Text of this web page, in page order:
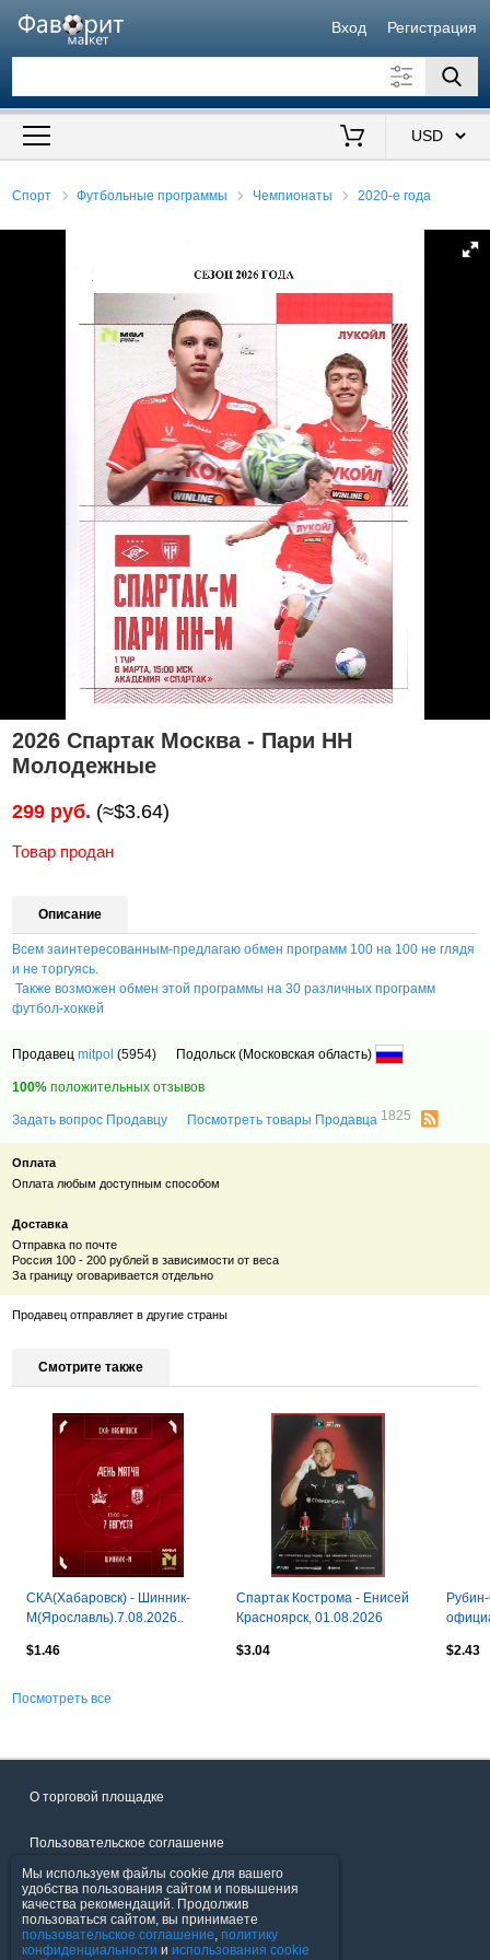
Вход Регистрация
Искать также в описании
Спорт Футбольные программы Чемпионаты 2020-е года
2026 Спартак Москва - Пари НН
Молодежные
299 руб. (≈$3.64)
Товар продан
Описание
Всем заинтересованным-предлагаю обмен программ 100 на 100 не глядя
и не торгуясь.
Также возможен обмен этой программы на 30 различных программ
футбол-хоккей
Продавецmitpol (5954) Подольск (Московская область)
100% положительных отзывов
Задать вопрос Продавцу Посмотреть товары Продавца 1825
Оплата
Оплата любым доступным способом
Доставка
Отправка по почте
Россия 100 - 200 рублей в зависимости от веса
За границу оговаривается отдельно
Продавец отправляет в другие страны
Смотрите также
СКА(Хабаровск) - Шинник-
М(Ярославль).7.08.2026..
$1.46
Спартак Кострома - Енисей
Красноярск, 01.08.2026
$3.04
$2.43
Посмотреть все
О торговой площадке
Пользовательское соглашение
Политика конфиденциальности
Продавцы
Мы используем файлы cookie для вашего
удобства пользования сайтом и повышения
качества рекомендаций. Продолжив
пользоваться сайтом, вы принимаете
пользовательское соглашение, политику
конфиденциальности и использования cookie